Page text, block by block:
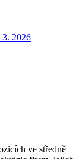
3. 2026
ve středně